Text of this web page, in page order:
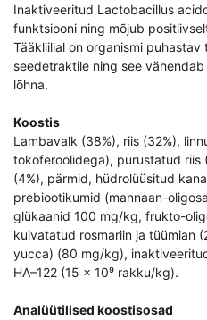
Inaktiveeritud Lactobacillus
funktsiooni ning mõjub
Tääkliilial on organismi puhastav
seedetraktile ning see
lõhna.
Koostis
Lambavalk (38%), riis (32%),
tokoferoolidega), purustatud riis
(4%), pärmid, hüdrolüüsitud
prebiootikumid (mannaan-
glükaanid 100 mg/kg, frukto-
kuivatatud rosmariin ja tüümian
yucca) (80 mg/kg),
HA–122 (15 × 10⁹ rakku/kg).
Analüütilised koostisosad